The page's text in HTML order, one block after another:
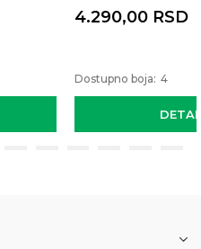
4.290,00 RSD
Dostupno boja: 4